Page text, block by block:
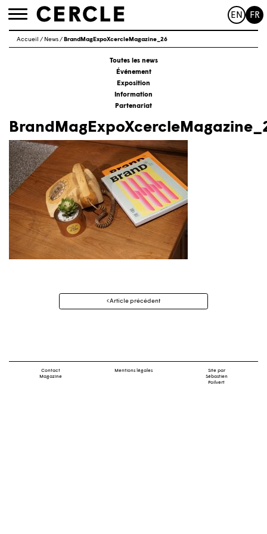
Toggle
EN FR
Accueil / News/ BrandMagExpoXcercleMagazine_26
Toutes les news
Événement
Exposition
Information
Partenariat
Navigation
Article précédent
Contact
Magazine
Mentions légales
Site par
Sébastien
Poilvert